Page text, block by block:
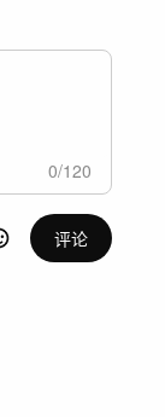
0/120
评论